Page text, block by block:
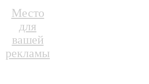
Место
для
вашей
рекламы